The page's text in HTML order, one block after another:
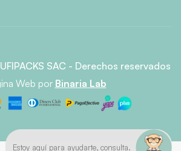
SAC - Derechos reservados
Web por Binaria Lab
Estoy aquí para ayudarte, consulta.